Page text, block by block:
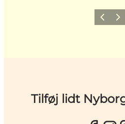
Forrige
Tilføj lidt